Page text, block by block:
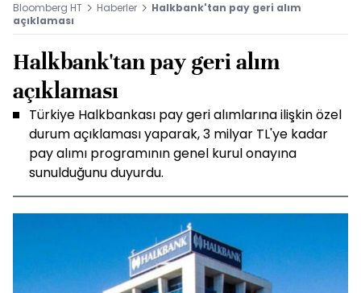
Bloomberg HT Haberler
Halkbank'tan pay geri alım
açıklaması
Halkbank'tan pay geri alım
açıklaması
Türkiye Halkbankası pay geri alımlarına ilişkin özel
durum açıklaması yaparak, 3 milyar TL'ye kadar
pay alımı programının genel kurul onayına
sunulduğunu duyurdu.